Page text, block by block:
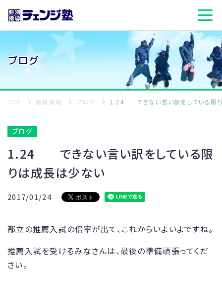
ブログ
TOP 新着情報 ブログ 1.24 できない言い訳をしている限
ブログ
1.24 できない言い訳をしている限
りは成長は少ない
2017/01/24
都立の推薦入試の倍率が出て、これからいよいよですね。
推薦入試を受けるみなさんは、最後の準備頑張ってくだ
さい。